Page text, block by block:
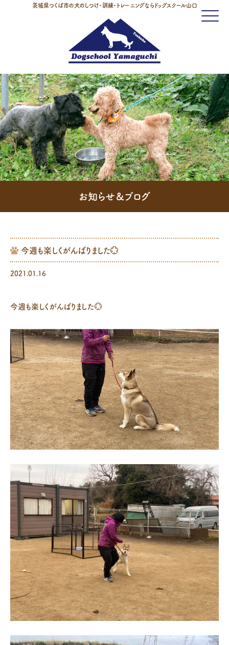
茨城県つくば市の犬のしつけ・訓練・トレーニングならドッグスクール山口
Click
お知らせ＆ブログ
今週も楽しくがんばりました💮
2021.01.16
今週も楽しくがんばりました💮